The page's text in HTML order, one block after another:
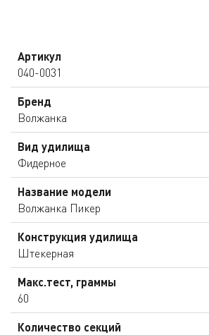
Артикул
040-0031
Бренд
Волжанка
Вид удилища
Фидерное
Название модели
Волжанка Пикер
Конструкция удилища
Штекерная
Макс.тест, граммы
60
Количество секций